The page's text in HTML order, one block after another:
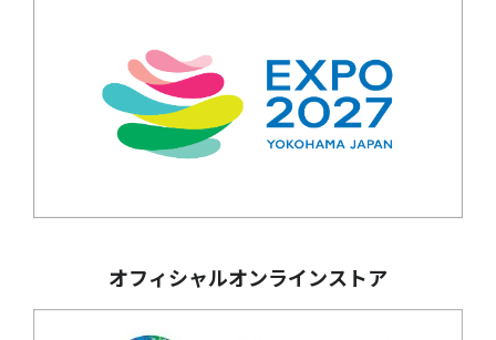
オフィシャルオンラインストア